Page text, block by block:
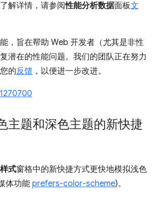
解详情，请参阅性能分析数据面板文
，旨在帮助 Web 开发者（尤其是非性
潜在的性能问题。我们的团队正在努力
的反馈 ，以便进一步改进。
1270700
主题和深色主题的新快捷
样式窗格中的新快捷方式更快地模拟浅色
体功能prefers-color-scheme)。